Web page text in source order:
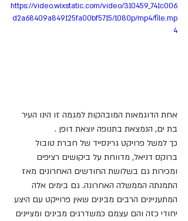
https://video.wixstatic.com/video/310459_741c006
d2a68409a849125fa00bf5715/1080p/mp4/file.mp
4
אחת הדוגמאות המובהקות למגמה זו הינו העיר
בת ים, הנמצאת בתנופה יוצאת דופן .
כך למשל פרויקט גרינסייד של חברת טובול
ברוקס דניאל, מדווחת על ביקושים רציפים
ומכירות גם בשלושת החודשים האחרונים מאז
התמנתה הממשלה האחרונה. גם בימים אלה
המתעניינים הרבים מבינים שאין פרוייקט עם היצע
יחודי כזה והם עצמם כמשדרגים מבינים ומציינים